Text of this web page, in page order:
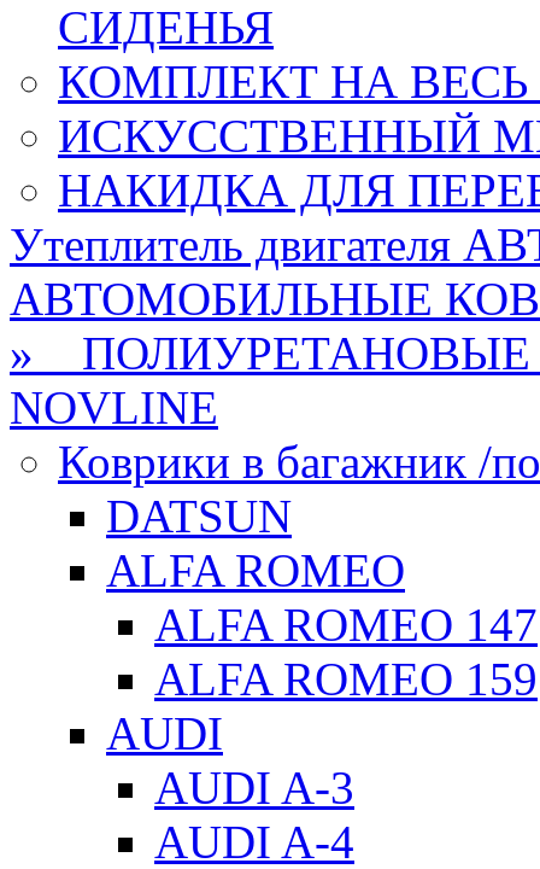
СИДЕНЬЯ
КОМПЛЕКТ НА
ИСКУССТВЕННЫЙ
НАКИДКА ДЛЯ
Утеплитель двигателя
АВТОМОБИЛЬНЫЕ
» ПОЛИУРЕТАНОВЫЕ
NOVLINE
Коврики в багажник /
DATSUN
ALFA ROMEO
ALFA ROMEO 147
ALFA ROMEO 159
AUDI
AUDI A-3
AUDI A-4